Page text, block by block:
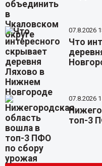
07.8.2026
Что
07.8.2026
топ-3